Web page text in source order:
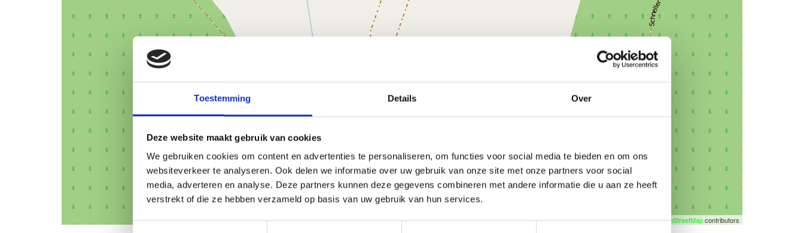
Toestemming Details Over
Deze website maakt gebruik van cookies
We gebruiken cookies om content en advertenties te personaliseren, om functies voor social media te bieden en om ons
websiteverkeer te analyseren. Ook delen we informatie over uw gebruik van onze site met onze partners voor social
media, adverteren en analyse. Deze partners kunnen deze gegevens combineren met andere informatie die u aan ze heeft
verstrekt of die ze hebben verzameld op basis van uw gebruik van hun services.
Toestemmingsselectie
©OpenStreetMapcontributors